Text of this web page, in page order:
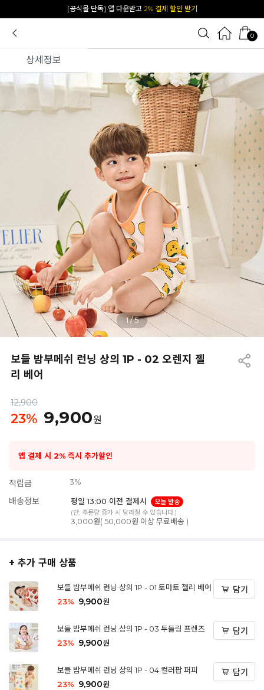
카카오 플친 추가하면1천원 즉시 할인 쿠폰
0
상세정보
1/5
보들 밤부메쉬 런닝 상의 1P - 02 오렌지 젤
리 베어
12,900
23% 9,900원
앱 결제 시 2% 즉시 추가할인
적립금 3%
배송정보 평일 13:00 이전 결제시
오늘 발송
(단, 주문량 증가 시 달라질 수 있습니다.)
3,000원( 50,000원 이상 무료배송 )
+ 추가 구매 상품
보들 밤부메쉬 런닝 상의 1P - 01 토마토 젤리 베어
23% 9,900원
담기
보들 밤부메쉬 런닝 상의 1P - 03 두들링 프렌즈
23% 9,900원
담기
보들 밤부메쉬 런닝 상의 1P - 04 컬러팝 퍼피
23% 9,900원
담기